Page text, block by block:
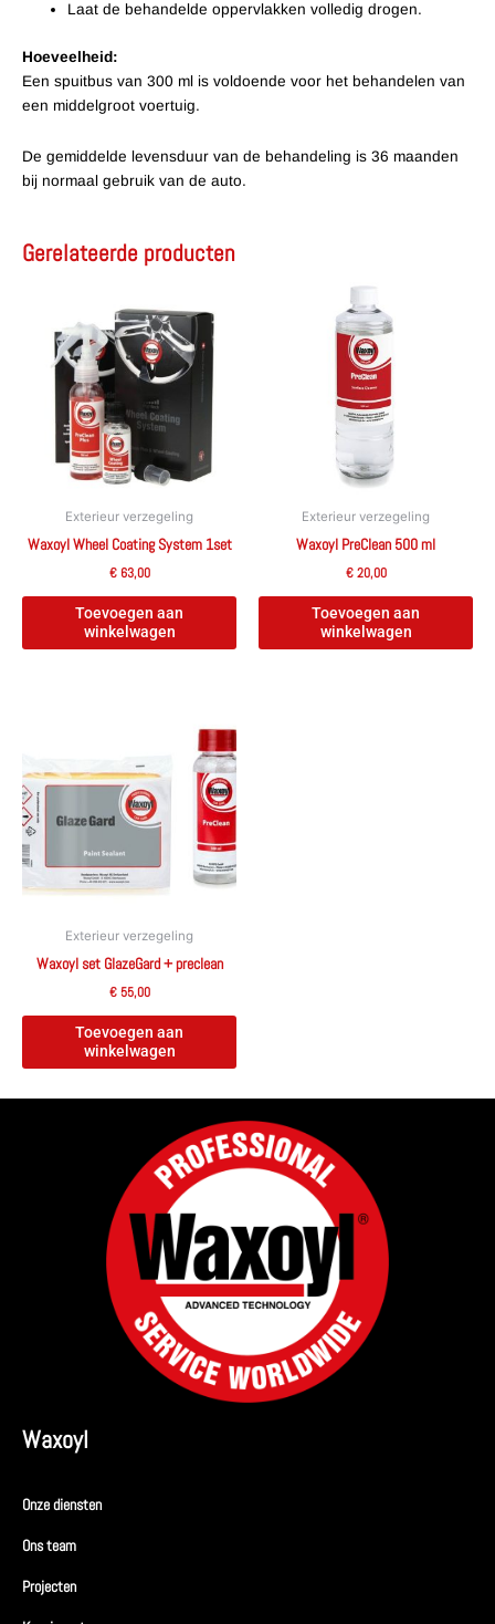
Laat de behandelde oppervlakken volledig drogen.
Hoeveelheid:
Een spuitbus van 300 ml is voldoende voor het behandelen van
een middelgroot voertuig.
De gemiddelde levensduur van de behandeling is 36 maanden
bij normaal gebruik van de auto.
Gerelateerde producten
Exterieur verzegeling
Waxoyl Wheel Coating System 1set
€63,00
Toevoegen aan
winkelwagen
Exterieur verzegeling
Waxoyl PreClean 500 ml
€20,00
Toevoegen aan
winkelwagen
Exterieur verzegeling
Waxoyl set GlazeGard + preclean
€55,00
Toevoegen aan
winkelwagen
Waxoyl
Onze diensten
Ons team
Projecten